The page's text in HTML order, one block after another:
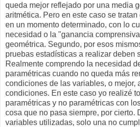
queda mejor reflejado por una media
aritmética. Pero en este caso se
en un momento determinado, con lo
necesidad o la "ganancia
geométrica. Segundo, por esos
pruebas estadísticas a realizar deben
Realmente comprendo la necesidad
paramétricas cuando no queda más
condiciones de las variables, o mejor,
condiciones. En este caso yo realizé
paramétricas y no paramétricas con
cosa que no pasa siempre, por cierto.
variables utilizadas, solo una no